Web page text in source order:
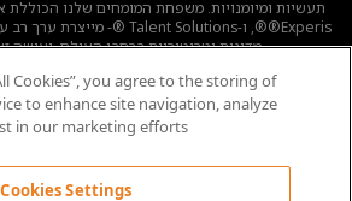
מדינות וטריטוריות ברחבי העולם, ועושה זאת
לכל המשרות | מדיניות הפרטיות |
קוד אתי
|
Cookies”, you agree to the storing of
to enhance site navigation, analyze
in our marketing efforts.
Cookies Settings